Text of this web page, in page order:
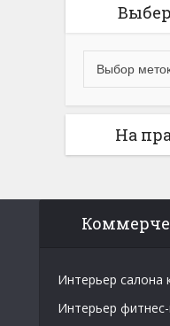
На
Интерьер салона
Интерьер